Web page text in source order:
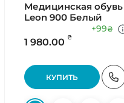
Медицинская обувь
Leon 900 Белый
1 980.00 ₴
+99₴
КУПИТЬ